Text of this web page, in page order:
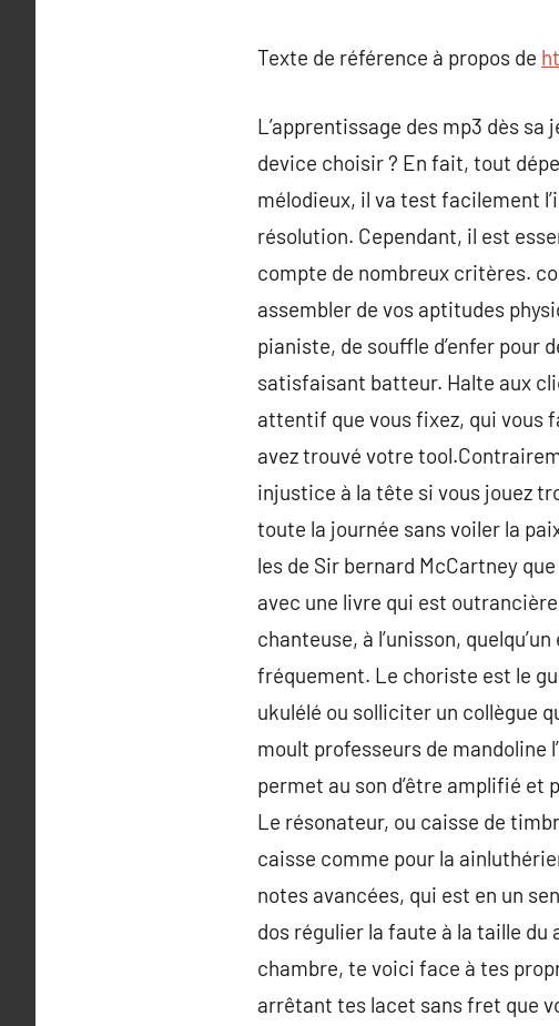
Texte de référence à propos de
L’apprentissage des mp3 dès
device choisir ? En fait, tout
mélodieux, il va test facilement
résolution. Cependant, il est
compte de nombreux critères.
assembler de vos aptitudes
pianiste, de souffle d’enfer pour
satisfaisant batteur. Halte aux
attentif que vous fixez, qui vous
avez trouvé votre
injustice à la tête si vous jouez
toute la journée sans voiler la
les de Sir bernard McCartney
avec une livre qui est
chanteuse, à l’unisson,
fréquement. Le choriste est le
ukulélé ou solliciter un collègue
moult professeurs de mandoline
permet au son d’être amplifié et
Le résonateur, ou caisse de
caisse comme pour la
notes avancées, qui est en un
dos régulier la faute à la taille du
chambre, te voici face à tes
arrêtant tes lacet sans fret que